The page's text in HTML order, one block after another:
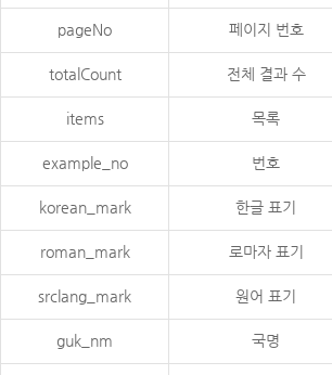
pageNo 페이지 번호
totalCount 전체 결과 수
items 목록
example_no 번호
korean_mark 한글 표기
roman_mark 로마자 표기
srclang_mark 원어 표기
guk_nm 국명